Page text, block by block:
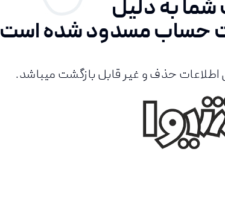
به دلیل
حساب مسدود شده است
حذف و غیر قابل بازگشت میباشد.